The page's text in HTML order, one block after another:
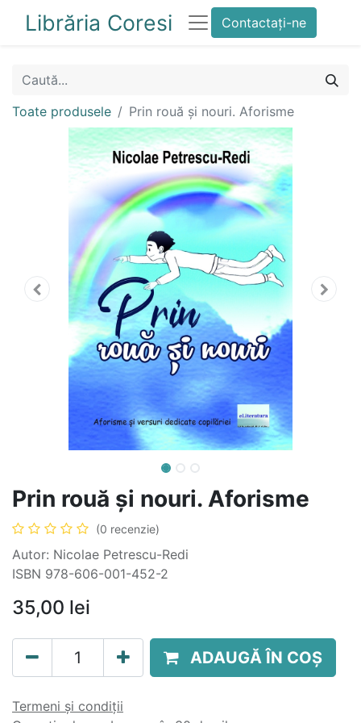
Librăria Coresi Contactați-ne
Toate produsele Prin rouă și nouri. Aforisme
Prin rouă și nouri. Aforisme
(0 recenzie)
Autor: Nicolae Petrescu-Redi
ISBN 978-606-001-452-2
35,00 lei
ADAUGĂ ÎN COȘ
Termeni și condiții